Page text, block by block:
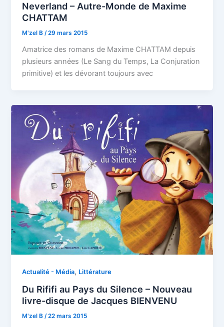
Neverland – Autre-Monde de Maxime
CHATTAM
M'zel B/29 mars 2015
Amatrice des romans de Maxime CHATTAM depuis
plusieurs années (Le Sang du Temps, La Conjuration
primitive) et les dévorant toujours avec
Actualité - Média, Littérature
Du Rififi au Pays du Silence – Nouveau
livre-disque de Jacques BIENVENU
M'zel B/22 mars 2015